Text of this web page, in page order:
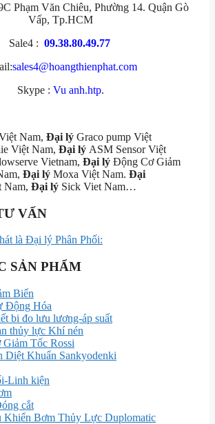
Phạm Văn Chiêu, Phường 14. Quận Gò
Vấp, Tp.HCM
Sale4 : 09.38.80.49.77
sales4@hoangthienphat.com
Skype : Vu anh.htp.
Nam, Đại lý Graco pump Việt
Việt Nam, Đại lý ASM Sensor Việt
Vietnam, Đại lý Động Cơ Giảm
Đại lý Moxa Việt Nam. Đại
Nam, Đại lý Sick Viet Nam…
VẤN
là Đại lý Phân Phối:
SẢN PHẨM
Biến
Động Hóa
bi đo lưu lương-áp suất
thủy lực Khí nén
Tốc Rossi
Diệt Khuẩn Sankyodenki
Linh kiện
cắt
Khiển Bơm Thủy Lực Duplomatic